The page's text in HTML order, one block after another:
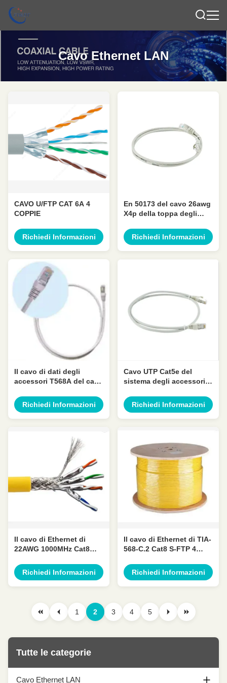
Cavo Ethernet LAN
CAVO U/FTP CAT 6A 4
COPPIE
Richiedi Informazioni
En 50173 del cavo 26awg
X4p della toppa degli
cavo di Ethernet 8P8C
Richiedi Informazioni
Il cavo di dati degli
accessori T568A del cavo
UTP 26awg 4 accoppia
Richiedi Informazioni
Cavo UTP Cat5e del
sistema degli accessori
TIA 568-C.2 4 paia di
26awg
Richiedi Informazioni
Il cavo di Ethernet di
22AWG 1000MHz Cat8
diafonia bassa
Richiedi Informazioni
Il cavo di Ethernet di TIA-
568-C.2 Cat8 S-FTP 4
conversazione
trasversale bassa
Richiedi Informazioni
1 2 3 4 5
Tutte le categorie
Cavo Ethernet LAN